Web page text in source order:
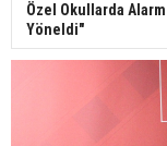
Özel Okullarda
Yöneldi"